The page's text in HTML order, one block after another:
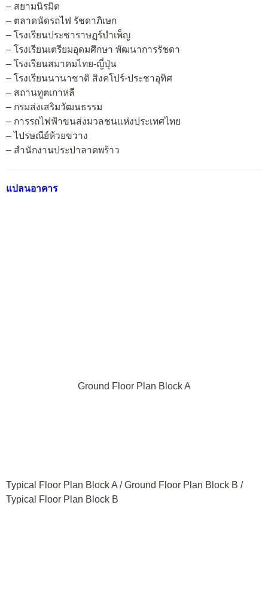
– สยามนิรมิต
– ตลาดนัดรถไฟ รัชดาภิเษก
– โรงเรียนประชาราษฏร์บำเพ็ญ
– โรงเรียนเตรียมอุดมศึกษา พัฒนาการรัชดา
– โรงเรียนสมาคมไทย-ญี่ปุ่น
– โรงเรียนนานาชาติ สิงคโปร์-ประชาอุทิศ
– สถานทูตเกาหลี
– กรมส่งเสริมวัฒนธรรม
– การรถไฟฟ้าขนส่งมวลชนแห่งประเทศไทย
– ไปรษณีย์ห้วยขวาง
– สำนักงานประปาลาดพร้าว
แปลนอาคาร
Ground Floor Plan Block A
Typical Floor Plan Block A / Ground Floor Plan Block B /
Typical Floor Plan Block B